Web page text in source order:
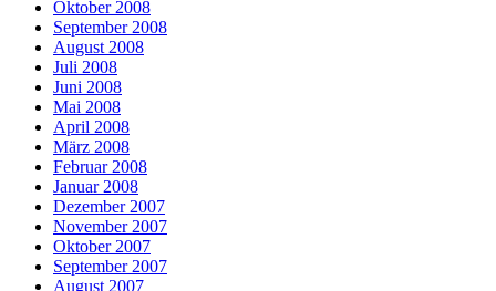
Oktober 2008
September 2008
August 2008
Juli 2008
Juni 2008
Mai 2008
April 2008
März 2008
Februar 2008
Januar 2008
Dezember 2007
November 2007
Oktober 2007
September 2007
August 2007